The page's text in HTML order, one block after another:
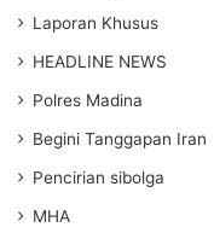
Laporan Khusus
HEADLINE NEWS
Polres Madina
Begini Tanggapan Iran
Pencirian sibolga
MHA